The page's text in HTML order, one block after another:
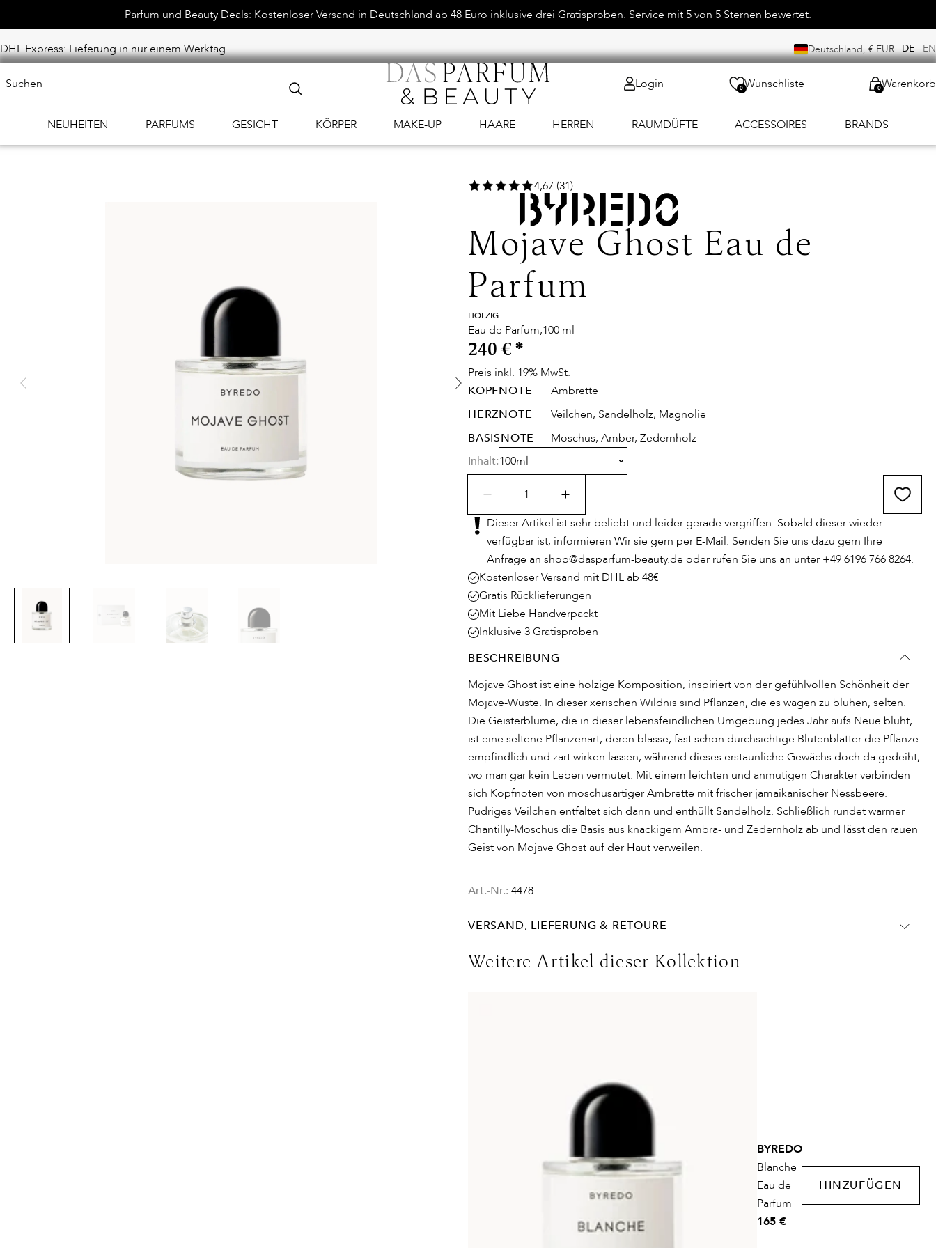
Parfum und Beauty Deals: Kostenloser Versand in Deutschland ab 48 Euro inklusive drei Gratisproben. Service mit 5 von 5 Sternen bewertet.
DHL Express: Lieferung in nur einem Werktag Deutschland, € EUR | DE | EN
Login 0Wunschliste 0Warenkorb
NEUHEITEN PARFUMS GESICHT KÖRPER MAKE-UP HAARE HERREN RAUMDÜFTE ACCESSOIRES BRANDS
4,67 (31)
Mojave Ghost Eau de
Parfum
HOLZIG
Eau de Parfum,100 ml
240 € *
Preis inkl. 19% MwSt.
KOPFNOTE
Ambrette
HERZNOTE
Veilchen, Sandelholz, Magnolie
BASISNOTE
Moschus, Amber, Zedernholz
Inhalt:100ml
Dieser Artikel ist sehr beliebt und leider gerade vergriffen. Sobald dieser wieder
verfügbar ist, informieren Wir sie gern per E-Mail. Senden Sie uns dazu gern Ihre
Anfrage an shop@dasparfum-beauty.de oder rufen Sie uns an unter +49 6196 766 8264.
Kostenloser Versand mit DHL ab 48€
Gratis Rücklieferungen
Mit Liebe Handverpackt
Inklusive 3 Gratisproben
BESCHREIBUNG
Mojave Ghost ist eine holzige Komposition, inspiriert von der gefühlvollen Schönheit der
Mojave-Wüste. In dieser xerischen Wildnis sind Pflanzen, die es wagen zu blühen, selten.
Die Geisterblume, die in dieser lebensfeindlichen Umgebung jedes Jahr aufs Neue blüht,
ist eine seltene Pflanzenart, deren blasse, fast schon durchsichtige Blütenblätter die Pflanze
empfindlich und zart wirken lassen, während dieses erstaunliche Gewächs doch da gedeiht,
wo man gar kein Leben vermutet. Mit einem leichten und anmutigen Charakter verbinden
sich Kopfnoten von moschusartiger Ambrette mit frischer jamaikanischer Nessbeere.
Pudriges Veilchen entfaltet sich dann und enthüllt Sandelholz. Schließlich rundet warmer
Chantilly-Moschus die Basis aus knackigem Ambra- und Zedernholz ab und lässt den rauen
Geist von Mojave Ghost auf der Haut verweilen.
Art.-Nr.: 4478
VERSAND, LIEFERUNG & RETOURE
Lieferinformationen für Deutschland:
DHL
DHL Express
Weitere Artikel dieser Kollektion
BYREDO
Blanche
Eau de
Parfum
165 €
HINZUFÜGEN